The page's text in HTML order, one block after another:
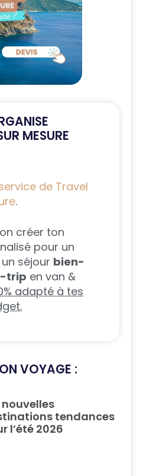
MESURE
de Travel
.
créer ton
pour un
un séjour bien-
trip en van &
adapté à tes
VOYAGE :
nouvelles
tendances
l’été 2026